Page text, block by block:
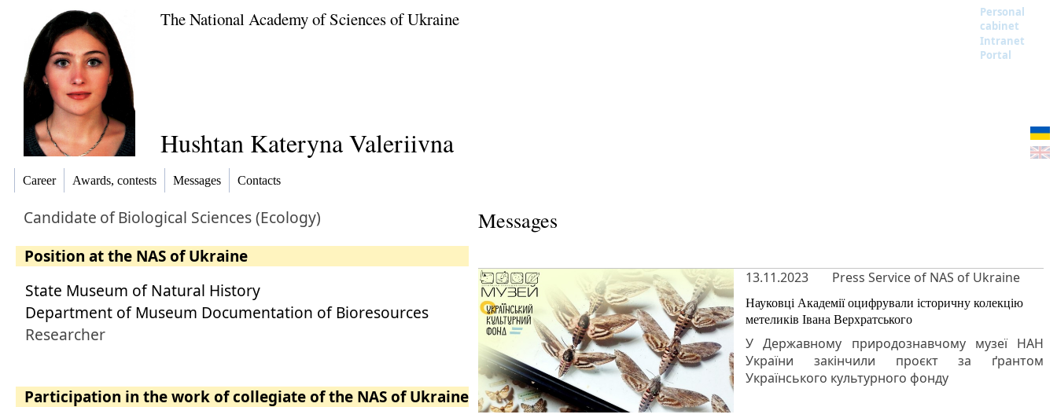
The National Academy of Sciences of Ukraine
Personal
cabinet
Intranet
Portal
Hushtan Kateryna Valeriivna
Career Awards, contests Messages Contacts
Candidate ofBiological Sciences (Ecology)
Position at the NAS of Ukraine
State Museum of Natural History
Department of Museum Documentation of Bioresources
Researcher
Participation in the work of collegiate of the NAS of Ukraine
Messages
13.11.2023 Press Service of NAS of Ukraine
Науковці Академії оцифрували історичну колекцію
метеликів Івана Верхратського
У Державному природознавчому музеї НАН
України закінчили проєкт за ґрантом
Українського культурного фонду